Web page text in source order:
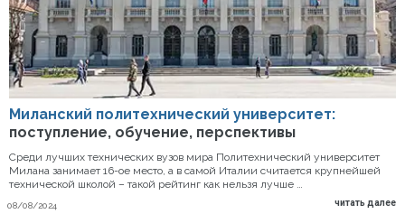
Миланский политехнический университет:
поступление, обучение, перспективы
08/08/2024
Среди лучших технических вузов мира Политехнический университет
Милана занимает 16-ое место, а в самой Италии считается крупнейшей
технической школой – такой рейтинг как нельзя лучше …
читать далее